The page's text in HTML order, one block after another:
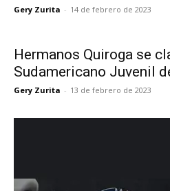
Gery Zurita - 14 de febrero de 2023
Hermanos Quiroga se
Sudamericano Juvenil
Gery Zurita - 13 de febrero de 2023